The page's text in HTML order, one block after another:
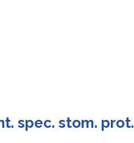
spec. stom. prot.